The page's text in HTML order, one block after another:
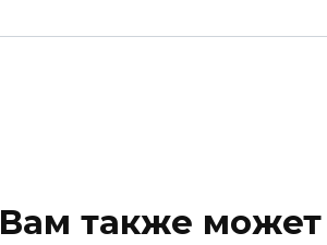
Вам также может